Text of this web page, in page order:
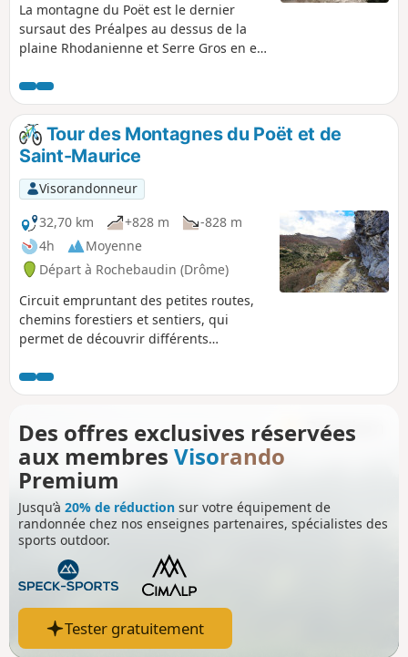
La montagne du Poët est le dernier
sursaut des Préalpes au dessus de la
plaine Rhodanienne et Serre Gros en est
Attention : montée très abrupte dans la
cheminée rocheuse (ne pas faire par
temps humide).
Tour des Montagnes du Poët et de
Saint-Maurice
Visorandonneur
32,70 km
+828 m
-828 m
4h
Moyenne
Départ à Rochebaudin (Drôme)
Circuit empruntant des petites routes,
chemins forestiers et sentiers, qui
permet de découvrir différents
Rochebaudin, l'itinéraire passe par le
Col du Perthuis, le Col de Ventebrun,
Grand Pas et Eyzahut.
Des offres exclusives réservées
aux membres Visorando
Premium
Jusqu’à 20% de réduction sur votre équipement de
randonnée chez nos enseignes partenaires, spécialistes des
sports outdoor.
Tester gratuitement